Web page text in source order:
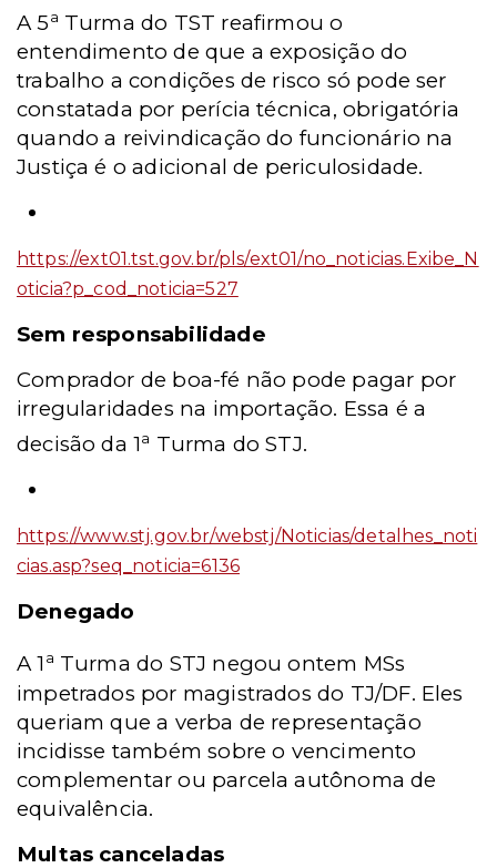
A 5a Turma do TST reafirmou o
entendimento de que a exposição do
trabalho a condições de risco só pode ser
constatada por perícia técnica, obrigatória
quando a reivindicação do funcionário na
Justiça é o adicional de periculosidade.
https://ext01.tst.gov.br/pls/ext01/no_noticias.Exibe_N
oticia?p_cod_noticia=527
Sem responsabilidade
Comprador de boa-fé não pode pagar por
irregularidades na importação. Essa é a
decisão da 1a Turma do STJ.
https://www.stj.gov.br/webstj/Noticias/detalhes_noti
cias.asp?seq_noticia=6136
Denegado
A 1 a Turma do STJ negou ontem MSs
impetrados por magistrados do TJ/DF. Eles
queriam que a verba de representação
incidisse também sobre o vencimento
complementar ou parcela autônoma de
equivalência.
Multas canceladas